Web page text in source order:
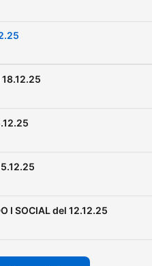
18.12.25
I SOCIAL del 12.12.25